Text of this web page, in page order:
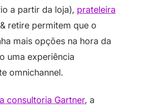
a partir da loja), prateleira
retire permitem que o
mais opções na hora da
uma experiência
omnichannel.
a consultoria Gartner, a